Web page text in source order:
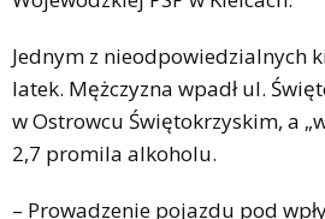
Jednym z nieodpowiedzialnych
latek. Mężczyzna wpadł ul.
w Ostrowcu Świętokrzyskim, a
2,7 promila alkoholu.
– Prowadzenie pojazdu pod